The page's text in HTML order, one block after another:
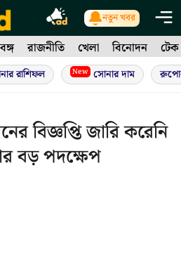
নতুন খবর
রাজনীতি খেলা বিনোদন টেক
রাশিফল New সোনার দাম
বিজ্ঞপ্তি জারি করেনি
বড় পদক্ষেপ